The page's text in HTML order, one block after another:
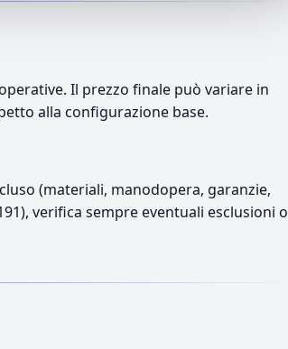
Il prezzo finale può variare in
alla configurazione base.
(materiali, manodopera, garanzie,
verifica sempre eventuali esclusioni o